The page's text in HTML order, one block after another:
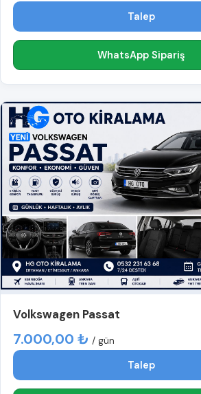
Talep
WhatsApp Sipariş
Volkswagen Passat
7.000,00 ₺ / gün
Talep